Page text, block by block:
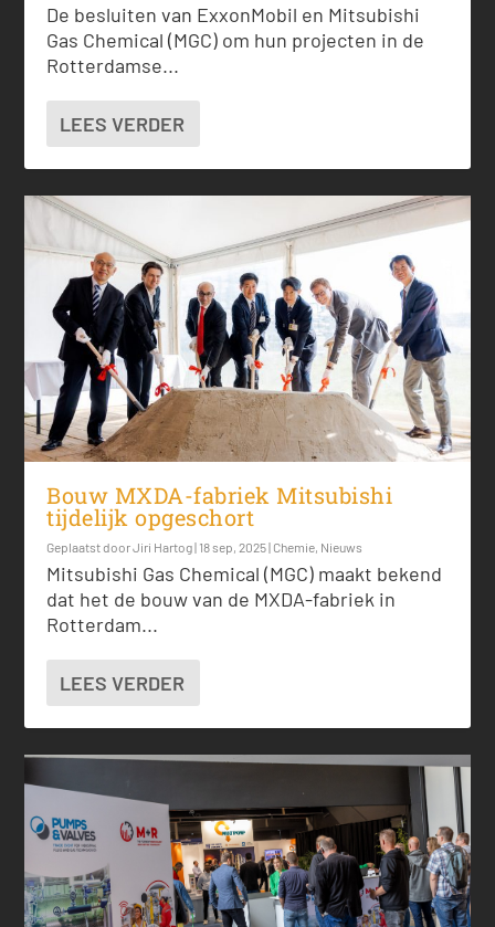
De besluiten van ExxonMobil en Mitsubishi
Gas Chemical (MGC) om hun projecten in de
Rotterdamse...
LEES VERDER
Bouw MXDA-fabriek Mitsubishi
tijdelijk opgeschort
Geplaatst doorJiri Hartog| 18 sep, 2025| Chemie, Nieuws
Mitsubishi Gas Chemical (MGC) maakt bekend
dat het de bouw van de MXDA-fabriek in
Rotterdam...
LEES VERDER